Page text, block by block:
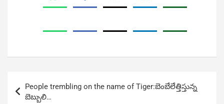
navigation
People trembling on the name of Tiger:బెంబేలేత్తిస్తున్న
బెబ్బులి…